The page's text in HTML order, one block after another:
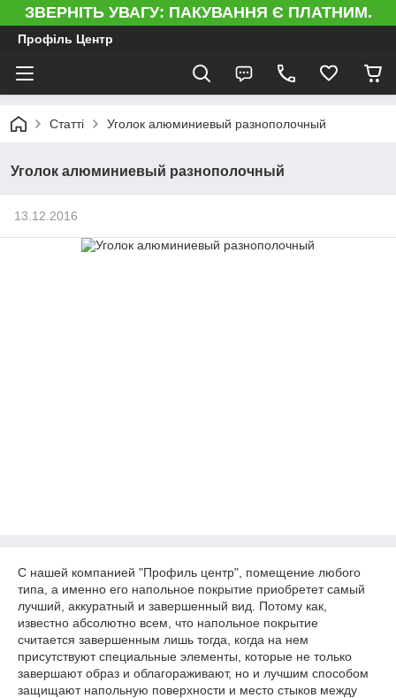
ЗВЕРНІТЬ УВАГУ: ПАКУВАННЯ Є ПЛАТНИМ.
Профіль Центр
Статті Уголок алюминиевый разнополочный
Уголок алюминиевый разнополочный
13.12.2016
С нашей компанией "Профиль центр", помещение любого
типа, а именно его напольное покрытие приобретет самый
лучший, аккуратный и завершенный вид. Потому как,
известно абсолютно всем, что напольное покрытие
считается завершенным лишь тогда, когда на нем
присутствуют специальные элементы, которые не только
завершают образ и облагораживают, но и лучшим способом
защищают напольную поверхности и место стыков между